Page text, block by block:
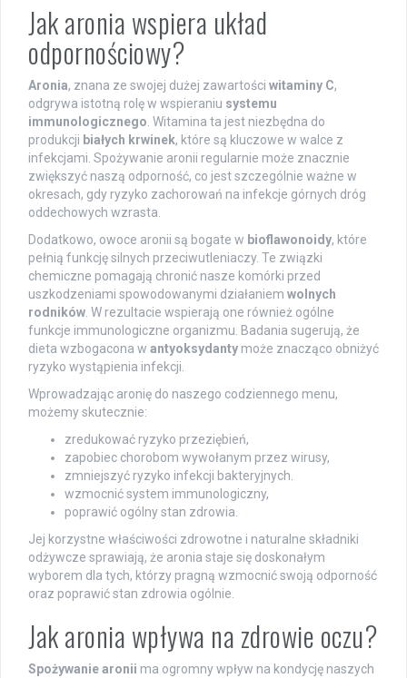
Jak aronia wspiera układ
odpornościowy?
Aronia, znana ze swojej dużej zawartości witaminy C,
odgrywa istotną rolę w wspieraniu systemu
immunologicznego . Witamina ta jest niezbędna do
produkcji białych krwinek, które są kluczowe w walce z
infekcjami. Spożywanie aronii regularnie może znacznie
zwiększyć naszą odporność, co jest szczególnie ważne w
okresach, gdy ryzyko zachorowań na infekcje górnych dróg
oddechowych wzrasta.
Dodatkowo, owoce aronii są bogate w bioflawonoidy, które
pełnią funkcję silnych przeciwutleniaczy. Te związki
chemiczne pomagają chronić nasze komórki przed
uszkodzeniami spowodowanymi działaniem wolnych
rodników . W rezultacie wspierają one również ogólne
funkcje immunologiczne organizmu. Badania sugerują, że
dieta wzbogacona w antyoksydanty może znacząco obniżyć
ryzyko wystąpienia infekcji.
Wprowadzając aronię do naszego codziennego menu,
możemy skutecznie:
zredukować ryzyko przeziębień,
zapobiec chorobom wywołanym przez wirusy,
zmniejszyć ryzyko infekcji bakteryjnych.
wzmocnić system immunologiczny,
poprawić ogólny stan zdrowia.
Jej korzystne właściwości zdrowotne i naturalne składniki
odżywcze sprawiają, że aronia staje się doskonałym
wyborem dla tych, którzy pragną wzmocnić swoją odporność
oraz poprawić stan zdrowia ogólnie.
Jak aronia wpływa na zdrowie oczu?
Spożywanie aronii ma ogromny wpływ na kondycję naszych